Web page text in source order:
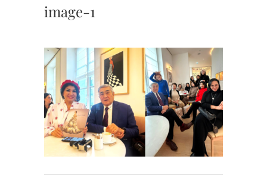
image-1